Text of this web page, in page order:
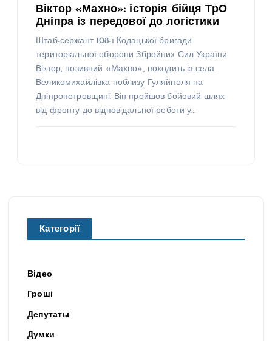
Віктор «Махно»: історія бійця ТрО
Дніпра із передової до логістики
Штаб-сержант 108-ї Кодацької бригади
територіальної оборони Збройних Сил України
Віктор, позивний «Махно», походить із села
Великомихайлівка поблизу Гуляйполя на
Дніпропетровщині. Він пройшов бойовий шлях
від фронту до відповідальної роботи у…
Категорії
Відео
Гроші
Депутаты
Думки